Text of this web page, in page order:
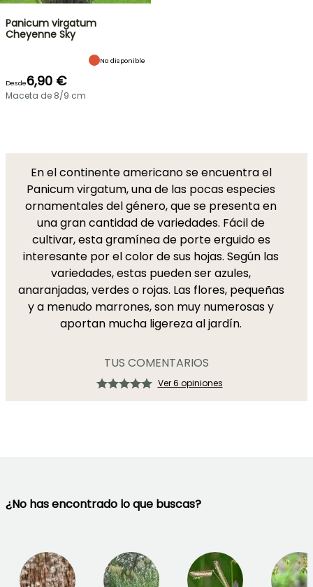
Panicum virgatum
Cheyenne Sky
No disponible
Desde6,90 €
Maceta de 8/9 cm
En el continente americano se encuentra el
Panicum virgatum, una de las pocas especies
ornamentales del género, que se presenta en
una gran cantidad de variedades. Fácil de
cultivar, esta gramínea de porte erguido es
interesante por el color de sus hojas. Según las
variedades, estas pueden ser azules,
anaranjadas, verdes o rojas. Las flores, pequeñas
y a menudo marrones, son muy numerosas y
aportan mucha ligereza al jardín.
TUS COMENTARIOS
Ver 6 opiniones
¿No has encontrado lo que buscas?